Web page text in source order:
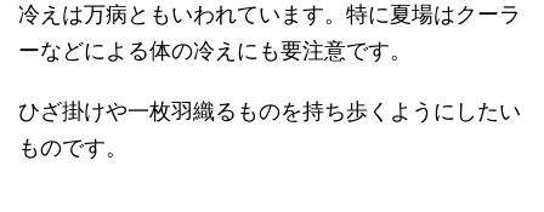
冷えは万病ともいわれています。特に夏場はクーラ
ーなどによる体の冷えにも要注意です。
ひざ掛けや一枚羽織るものを持ち歩くようにしたい
ものです。